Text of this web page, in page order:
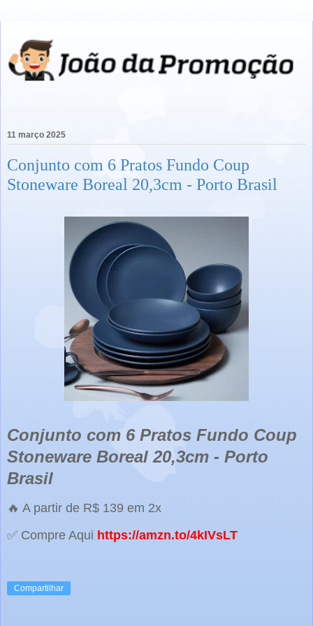
11 março 2025
Conjunto com 6 Pratos Fundo Coup
Stoneware Boreal 20,3cm - Porto Brasil
Conjunto com 6 Pratos Fundo Coup
Stoneware Boreal 20,3cm - Porto
Brasil
🔥 A partir de R$ 139 em 2x
✅ Compre Aqui https://amzn.to/4kIVsLT
Compartilhar